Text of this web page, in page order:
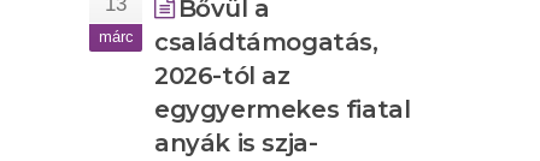
13
márc
Bővül a
családtámogatás,
2026-tól az
egygyermekes fiatal
anyák is szja-